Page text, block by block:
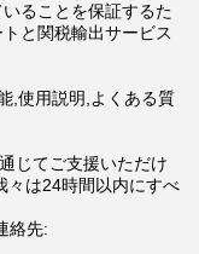
ることを保証するた
と関税輸出サービス
,使用説明,よくある質
じてご支援いただけ
々は24時間以内にすべ
絡先: